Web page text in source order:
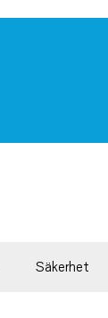
Säkerhet